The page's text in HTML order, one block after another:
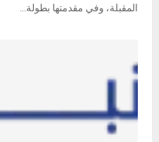
المقبلة، وفي مقدمتها بطولة...